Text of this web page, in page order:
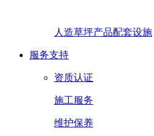
人造草坪产品配套设施
服务支持
资质认证
施工服务
维护保养